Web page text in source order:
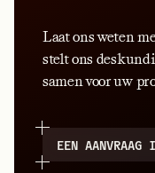
Laat ons weten
stelt ons
samen voor uw
EEN AANVRAAG